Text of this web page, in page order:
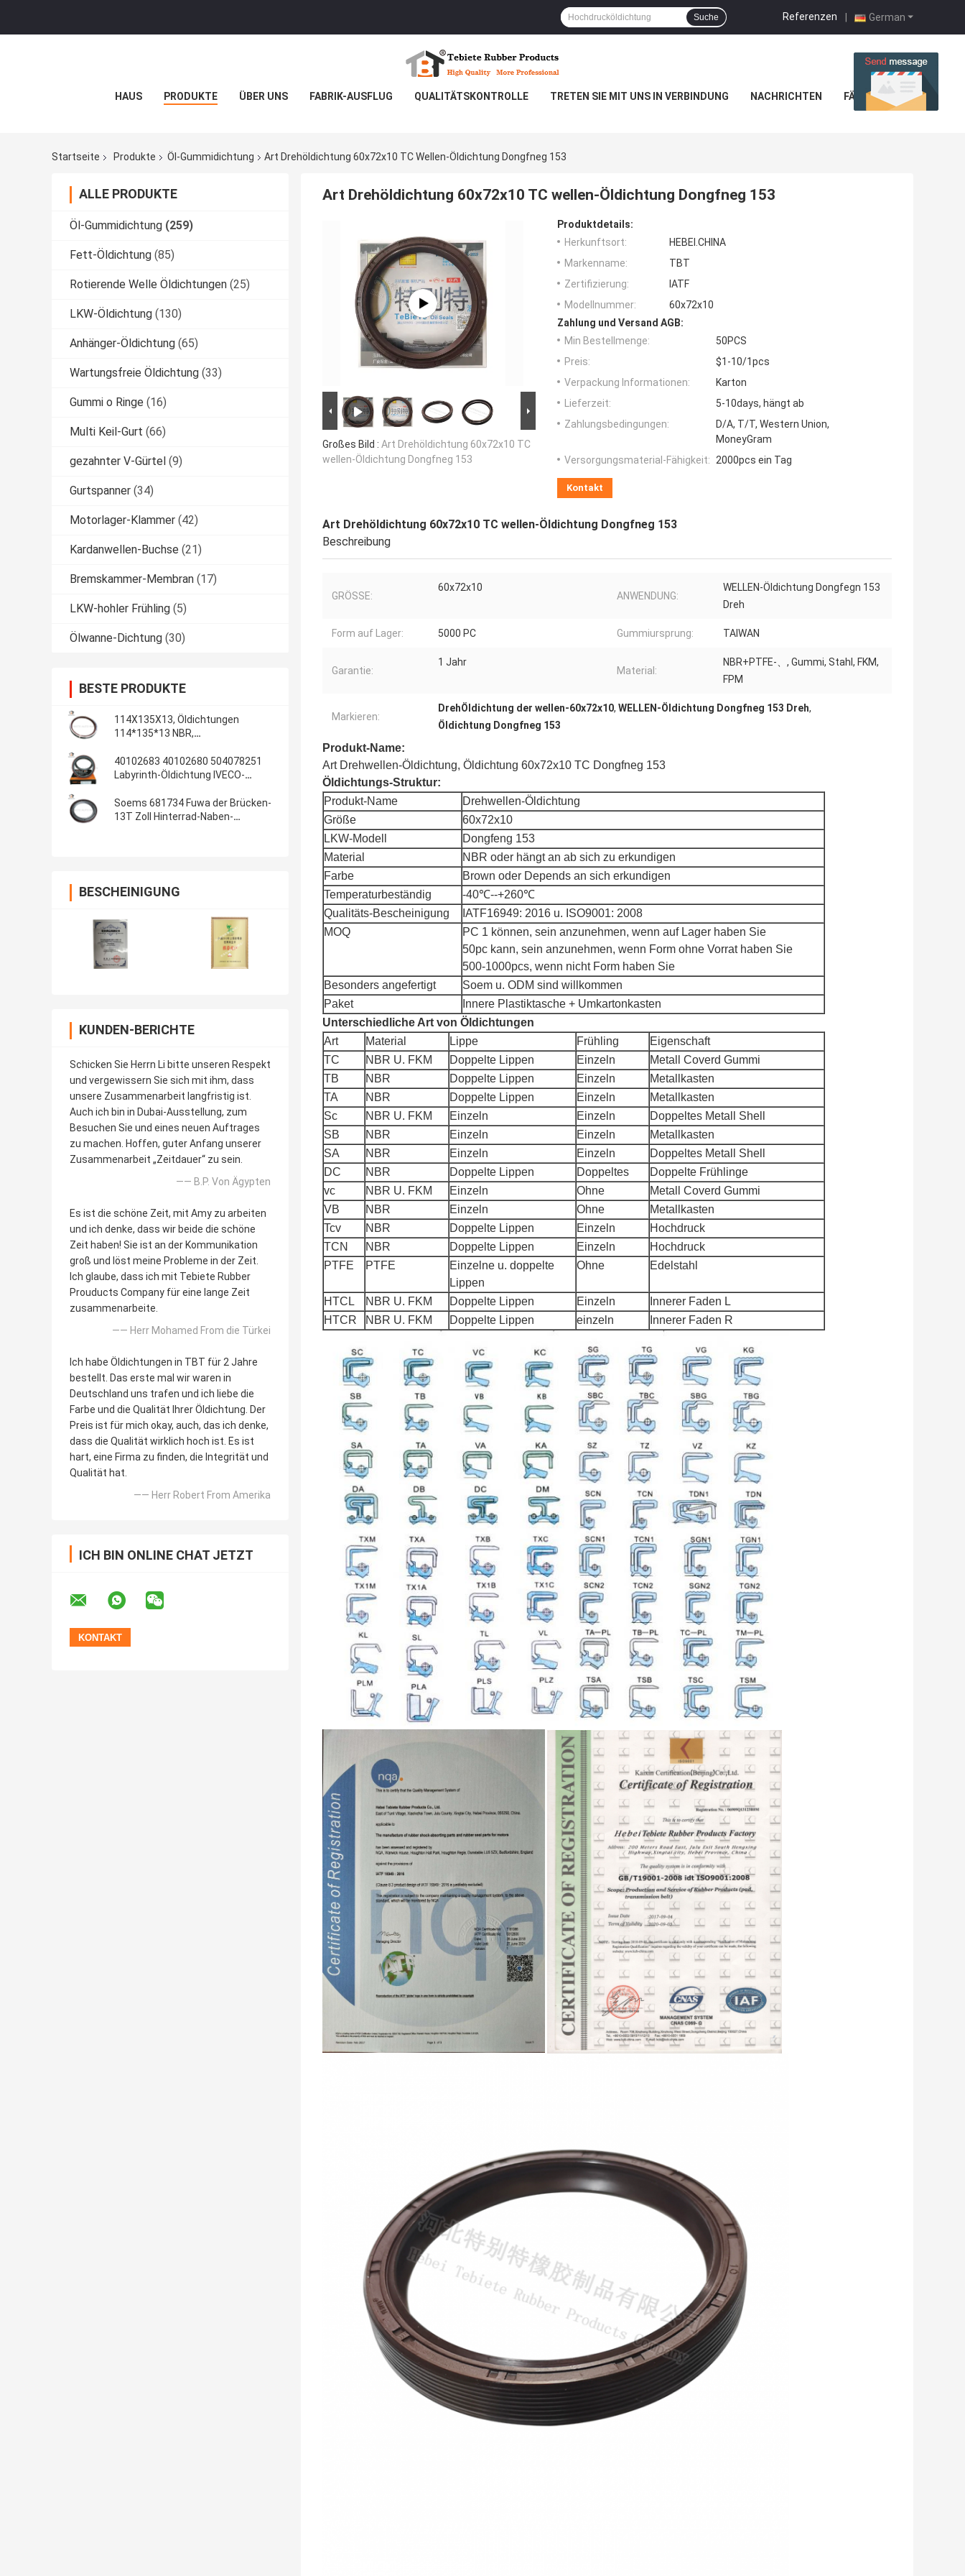
Hinterlass eine Nachricht
Wir rufen Sie bald zurück!
EINREICHUNGEN
German
Referenzen |
Suche
HAUS PRODUKTE ÜBER UNS FABRIK-AUSFLUG QUALITÄTSKONTROLLE TRETEN SIE MIT UNS IN VERBINDUNG NACHRICHTEN FÄLLE
Startseite Produkte Öl-Gummidichtung Art Drehöldichtung 60x72x10 TC Wellen-Öldichtung Dongfneg 153
ALLE PRODUKTE
Öl-Gummidichtung (259)
Fett-Öldichtung (85)
Rotierende Welle Öldichtungen (25)
LKW-Öldichtung (130)
Anhänger-Öldichtung (65)
Wartungsfreie Öldichtung (33)
Gummi o Ringe (16)
Multi Keil-Gurt (66)
gezahnter V-Gürtel (9)
Gurtspanner (34)
Motorlager-Klammer (42)
Kardanwellen-Buchse (21)
Bremskammer-Membran (17)
LKW-hohler Frühling (5)
Ölwanne-Dichtung (30)
BESTE PRODUKTE
114X135X13, Öldichtungen
114*135*13 NBR,
Öldichtungs-Material: NBR
40102683 40102680 504078251
Labyrinth-Öldichtung IVECO-
100*130*13/14 innere
Soems 681734 Fuwa der Brücken-
13T Zoll Hinterrad-Naben-
BESCHEINIGUNG
KUNDEN-BERICHTE
Schicken Sie Herrn Li bitte unseren Respekt
und vergewissern Sie sich mit ihm, dass
unsere Zusammenarbeit langfristig ist.
Auch ich bin in Dubai-Ausstellung, zum
Besuchen Sie und eines neuen Auftrages
zu machen. Hoffen, guter Anfang unserer
Zusammenarbeit „Zeitdauer“ zu sein.
—— B.P. Von Ägypten
Es ist die schöne Zeit, mit Amy zu arbeiten
und ich denke, dass wir beide die schöne
Zeit haben! Sie ist an der Kommunikation
groß und löst meine Probleme in der Zeit.
Ich glaube, dass ich mit Tebiete Rubber
Prouducts Company für eine lange Zeit
zusammenarbeite.
—— Herr Mohamed From die Türkei
Ich habe Öldichtungen in TBT für 2 Jahre
bestellt. Das erste mal wir waren in
Deutschland uns trafen und ich liebe die
Farbe und die Qualität Ihrer Öldichtung. Der
Preis ist für mich okay, auch, das ich denke,
dass die Qualität wirklich hoch ist. Es ist
hart, eine Firma zu finden, die Integrität und
Qualität hat.
—— Herr Robert From Amerika
ICH BIN ONLINE CHAT JETZT
Art Drehöldichtung 60x72x10 TC wellen-Öldichtung Dongfneg 153
Großes Bild : Art Drehöldichtung 60x72x10 TC
wellen-Öldichtung Dongfneg 153
Produktdetails:
Herkunftsort:
HEBEI.CHINA
Markenname:
TBT
Zertifizierung:
IATF
Modellnummer:
60x72x10
Zahlung und Versand AGB:
Min Bestellmenge:
50PCS
Preis:
$1-10/1pcs
Verpackung Informationen:
Karton
Lieferzeit:
5-10days, hängt ab
Zahlungsbedingungen:
D/A, T/T, Western Union,
MoneyGram
Versorgungsmaterial-Fähigkeit: 2000pcs ein Tag
Kontakt
Art Drehöldichtung 60x72x10 TC wellen-Öldichtung Dongfneg 153
Beschreibung
GRÖSSE:
60x72x10
ANWENDUNG:
WELLEN-Öldichtung Dongfegn 153
Dreh
Form auf Lager: 5000 PC Gummiursprung: TAIWAN
Garantie:
1 Jahr
Material:
NBR+PTFE-、, Gummi, Stahl, FKM,
FPM
Markieren:
DrehÖldichtung der wellen-60x72x10, WELLEN-Öldichtung Dongfneg 153 Dreh,
Öldichtung Dongfneg 153
Produkt-Name:
Art Drehwellen-Öldichtung, Öldichtung 60x72x10 TC Dongfneg 153
Öldichtungs-Struktur:
Produkt-Name
Drehwellen-Öldichtung
Größe
60x72x10
LKW-Modell
Dongfeng 153
Material
NBR oder hängt an ab sich zu erkundigen
Farbe
Brown oder Depends an sich erkundigen
Temperaturbeständig
-40℃--+260℃
Qualitäts-Bescheinigung
IATF16949: 2016 u. ISO9001: 2008
MOQ
PC 1 können, sein anzunehmen, wenn auf Lager haben Sie
50pc kann, sein anzunehmen, wenn Form ohne Vorrat haben Sie
500-1000pcs, wenn nicht Form haben Sie
Besonders angefertigt
Soem u. ODM sind willkommen
Paket
Innere Plastiktasche + Umkartonkasten
Unterschiedliche Art von Öldichtungen
Art
Material Lippe Frühling
Eigenschaft
TC
NBR U. FKM Doppelte Lippen Einzeln
Metall Coverd Gummi
TB
NBR Doppelte Lippen Einzeln
Metallkasten
TA
NBR Doppelte Lippen Einzeln
Metallkasten
Sc
NBR U. FKM Einzeln Einzeln
Doppeltes Metall Shell
SB
NBR Einzeln Einzeln
Metallkasten
SA
NBR Einzeln Einzeln
Doppeltes Metall Shell
DC
NBR Doppelte Lippen Doppeltes
Doppelte Frühlinge
vc
NBR U. FKM Einzeln Ohne
Metall Coverd Gummi
VB
NBR Einzeln Ohne
Metallkasten
Tcv
NBR Doppelte Lippen Einzeln
Hochdruck
TCN
NBR Doppelte Lippen Einzeln
Hochdruck
PTFE
PTFE
Einzelne u. doppelte
Lippen
Ohne Edelstahl
HTCL NBR U. FKM Doppelte Lippen Einzeln
Innerer Faden L
HTCR
NBR U. FKM Doppelte Lippen einzeln Innerer Faden R